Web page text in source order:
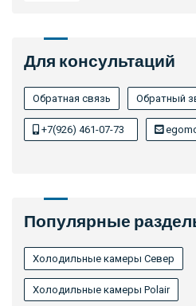
Для консультаций
Обратная связь Обратный
+7(926) 461-07-73
Популярные
Холодильные камеры Север
Холодильные камеры Polair